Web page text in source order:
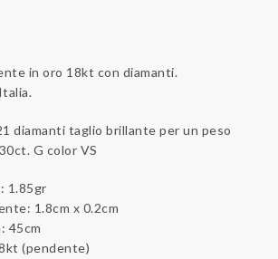
in oro 18kt con diamanti.
diamanti taglio brillante per un peso
G color VS
1.85gr
1.8cm x 0.2cm
45cm
(pendente)